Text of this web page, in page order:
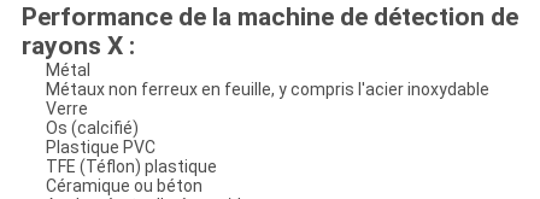
Performance de la machine de détection de
rayons X :
Métal
Métaux non ferreux en feuille, y compris l'acier inoxydable
Verre
Os (calcifié)
Plastique PVC
TFE (Téflon) plastique
Céramique ou béton